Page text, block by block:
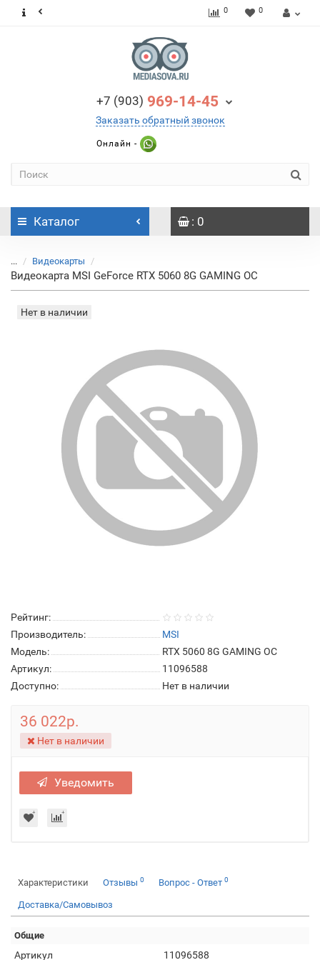
0 0
+7 (903) 969-14-45
Заказать обратный звонок
Онлайн -
Каталог : 0
... Видеокарты
Видеокарта MSI GeForce RTX 5060 8G GAMING OC
Нет в наличии
Рейтинг:
Производитель:
MSI
Модель:
RTX 5060 8G GAMING OC
Артикул:
11096588
Доступно:
Нет в наличии
36 022р.
Нет в наличии
Уведомить
Характеристики Отзывы 0 Вопрос - Ответ 0
Доставка/Самовывоз
Общие
Артикул 11096588